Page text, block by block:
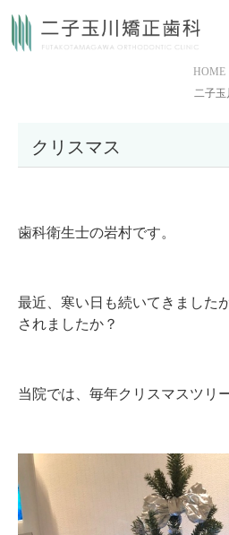
HOME
二子玉
クリスマス
歯科衛生士の岩村です。
最近、寒い日も続いてきました
されましたか？
当院では、毎年クリスマスツリ